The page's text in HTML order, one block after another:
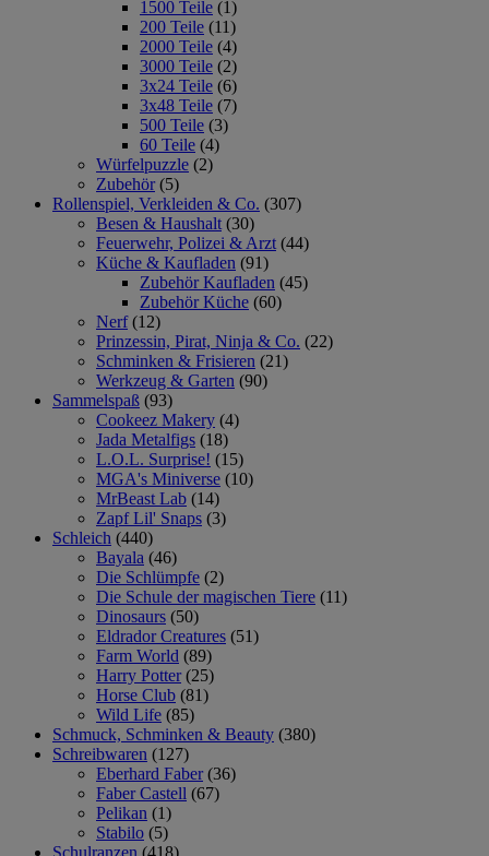
1500 Teile (1)
200 Teile (11)
2000 Teile (4)
3000 Teile (2)
3x24 Teile (6)
3x48 Teile (7)
500 Teile (3)
60 Teile (4)
Würfelpuzzle (2)
Zubehör (5)
Rollenspiel, Verkleiden & Co. (307)
Besen & Haushalt (30)
Feuerwehr, Polizei & Arzt (44)
Küche & Kaufladen (91)
Zubehör Kaufladen (45)
Zubehör Küche (60)
Nerf (12)
Prinzessin, Pirat, Ninja & Co. (22)
Schminken & Frisieren (21)
Werkzeug & Garten (90)
Sammelspaß (93)
Cookeez Makery (4)
Jada Metalfigs (18)
L.O.L. Surprise! (15)
MGA's Miniverse (10)
MrBeast Lab (14)
Zapf Lil' Snaps (3)
Schleich (440)
Bayala (46)
Die Schlümpfe (2)
Die Schule der magischen Tiere (11)
Dinosaurs (50)
Eldrador Creatures (51)
Farm World (89)
Harry Potter (25)
Horse Club (81)
Wild Life (85)
Schmuck, Schminken & Beauty (380)
Schreibwaren (127)
Eberhard Faber (36)
Faber Castell (67)
Pelikan (1)
Stabilo (5)
Schulranzen (418)